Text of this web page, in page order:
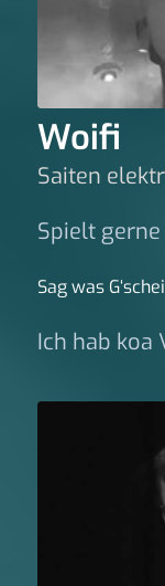
Woifi
Saiten
Spielt gerne
Sag was
Ich hab koa